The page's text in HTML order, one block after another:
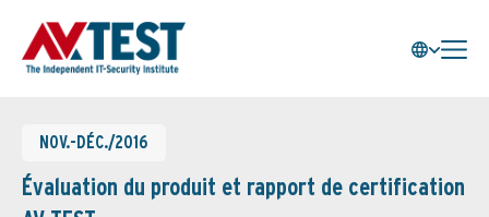
NOV.-DÉC./2016
Évaluation du produit et rapport de certification